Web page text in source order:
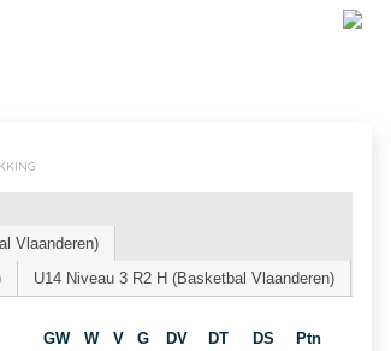
Vlaanderen)
U14 Niveau 3 R2 H (Basketbal Vlaanderen)
GW W V G DV DT DS Ptn